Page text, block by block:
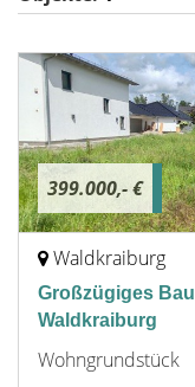
399.000,- €
Waldkraiburg
Großzügiges
Waldkraiburg
Wohngrundstück